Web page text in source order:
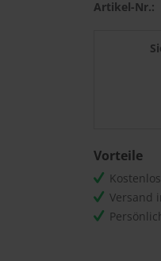
Artikel-Nr.:
Vorteile
Versand